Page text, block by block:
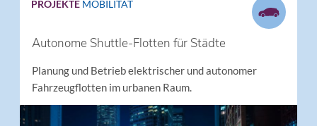
PROJEKTE MOBILITÄT
Autonome Shuttle-Flotten für Städte
Planung und Betrieb elektrischer und autonomer
Fahrzeugflotten im urbanen Raum.